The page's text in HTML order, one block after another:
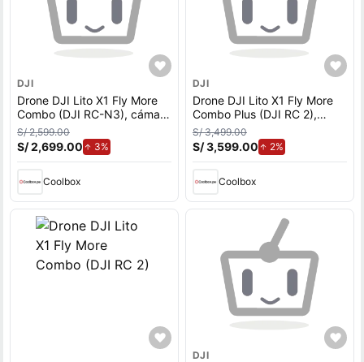
DJI
Drone DJI Lito X1 Fly More
Combo (DJI RC-N3), cámara
48MP, grabación 4K, vuelo
hasta 36 min, distancia máx.
de vuelo 15 km
S/ 2,599.00
S/ 2,699.00 3%
Coolbox
DJI
Drone DJI Lito X1 Fly More
Combo Plus (DJI RC 2),
cámara 48MP, grabación
4K, vuelo hasta 52 min,
distancia máx. de vuelo 15
S/ 3,499.00
S/ 3,599.00 2%de aumento.
Coolbox
DJI